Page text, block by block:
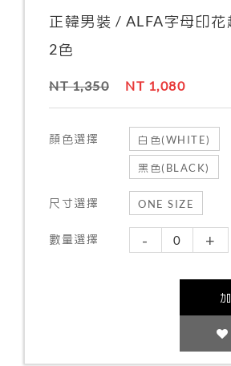
正韓男裝 / ALFA字母印
2色
NT 1,350 NT 1,080
顏色選擇 白色(WHITE)
黑色(BLACK)
尺寸選擇 ONE SIZE
數量選擇 - +